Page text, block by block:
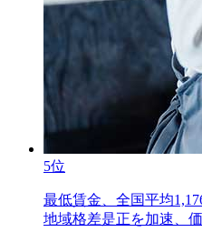
5位
最低賃金、全国平均
地域格差是正を加速、